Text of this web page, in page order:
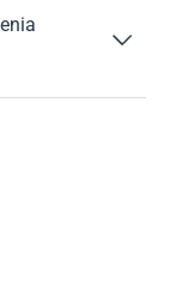
oraz krzyżyki